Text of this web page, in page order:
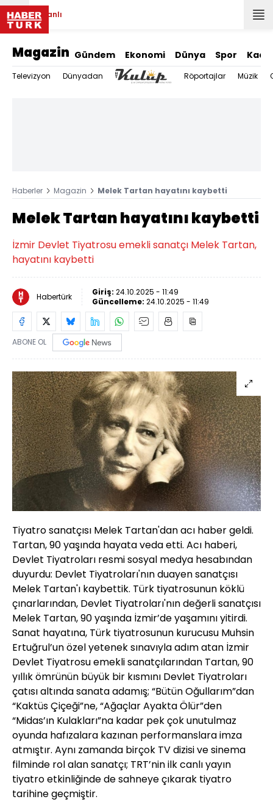
Canlı
Magazin Gündem Ekonomi Dünya Spor
Televizyon Dünyadan Röportajlar Müzik
Haberler Magazin Melek Tartan hayatını kaybetti
Melek Tartan hayatını kaybetti
İzmir Devlet Tiyatrosu emekli sanatçı Melek Tartan,
hayatını kaybetti
Habertürk Giriş: 24.10.2025 - 11:49
Güncelleme: 24.10.2025 - 11:49
ABONE OL
Tiyatro sanatçısı Melek Tartan'dan acı haber geldi.
Tartan, 90 yaşında hayata veda etti. Acı haberi,
Devlet Tiyatroları resmi sosyal medya hesabından
duyurdu: Devlet Tiyatroları'nın duayen sanatçısı
Melek Tartan'ı kaybettik. Türk tiyatrosunun köklü
çınarlarından, Devlet Tiyatroları'nın değerli sanatçısı
Melek Tartan, 90 yaşında İzmir’de yaşamını yitirdi.
Sanat hayatına, Türk tiyatrosunun kurucusu Muhsin
Ertuğrul’un özel yetenek sınavıyla adım atan İzmir
Devlet Tiyatrosu emekli sanatçılarından Tartan, 90
yıllık ömrünün büyük bir kısmını Devlet Tiyatroları
çatısı altında sanata adamış; “Bütün Oğullarım”dan
“Kaktüs Çiçeği”ne, “Ağaçlar Ayakta Ölür”den
“Midas’ın Kulakları”na kadar pek çok unutulmaz
oyunda hafızalara kazınan performanslara imza
atmıştır. Aynı zamanda birçok TV dizisi ve sinema
filminde rol alan sanatçı; TRT’nin ilk canlı yayın
tiyatro etkinliğinde de sahneye çıkarak tiyatro
tarihine geçmiştir.